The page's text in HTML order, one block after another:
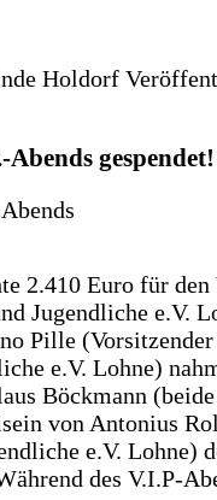
Holdorf
gespendet!
2.410 Euro für den
Jugendliche e.V.
Pille
e.V. Lohne)
Böckmann
von Antonius
e.V. Lohne)
des V.I.P-